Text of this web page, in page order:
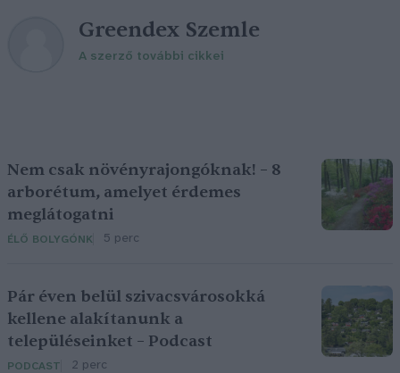
Greendex Szemle
A szerző további cikkei
Nem csak növényrajongóknak! – 8
arborétum, amelyet érdemes
meglátogatni
ÉLŐ BOLYGÓNK 5 perc
Pár éven belül szivacsvárosokká
kellene alakítanunk a
településeinket – Podcast
PODCAST 2 perc